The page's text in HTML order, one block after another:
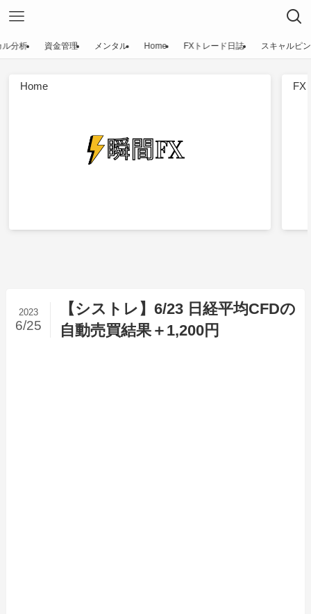
ル分析 資金管理 メンタル Home FXトレード日誌 スキャルピ
Home FX
【シストレ】6/23 日経平均CFDの
自動売買結果＋1,200円
2023
6/25